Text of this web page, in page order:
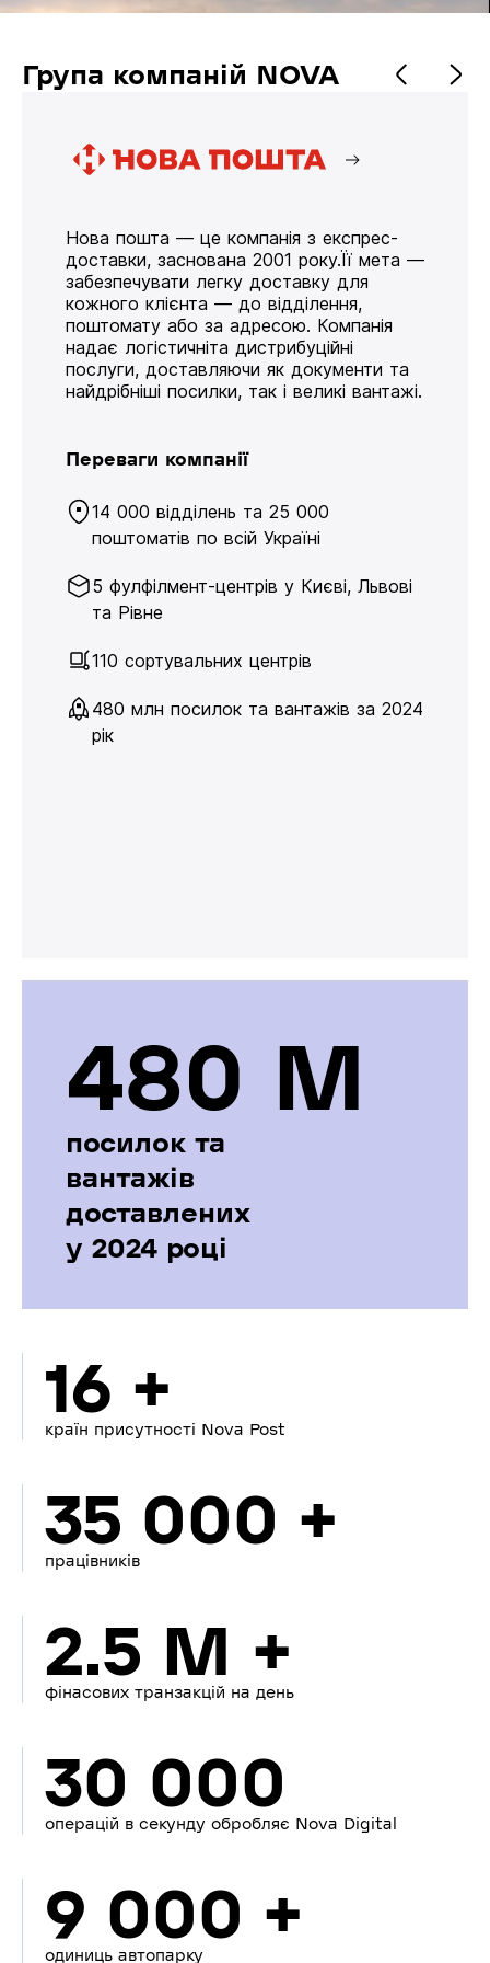
Група компаній NOVA
Нова пошта — це компанія з експрес-
доставки, заснована 2001 року.Її мета —
забезпечувати легку доставку для
кожного клієнта — до відділення,
поштомату або за адресою. Компанія
надає логістичніта дистрибуційні
послуги, доставляючи як документи та
найдрібніші посилки, так і великі вантажі.
Переваги компанії
14 000 відділень та 25 000
поштоматів по всій Україні
5 фулфілмент-центрів у Києві, Львові
та Рівне
110 сортувальних центрів
480 млн посилок та вантажів за 2024
рік
480 М
посилок та
вантажів
доставлених
у 2024 році
16 +
країн присутності Nova Post
35 000 +
працівників
2.5 M +
фінасових транзакцій на день
30 000
операцій в секунду обробляє Nova Digital
9 000 +
одиниць автопарку